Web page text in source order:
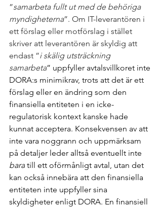
”samarbeta fullt ut med de behöriga
myndigheterna”. Om IT-leverantören i
ett förslag eller motförslag i stället
skriver att leverantören är skyldig att
endast ”i skälig utsträckning
samarbeta” uppfyller avtalsvillkoret inte
DORA:s minimikrav, trots att det är ett
förslag eller en ändring som den
finansiella entiteten i en icke-
regulatorisk kontext kanske hade
kunnat acceptera. Konsekvensen av att
inte vara noggrann och uppmärksam
på detaljer leder alltså eventuellt inte
bara till ett oförmånligt avtal, utan det
kan också innebära att den finansiella
entiteten inte uppfyller sina
skyldigheter enligt DORA. En finansiell